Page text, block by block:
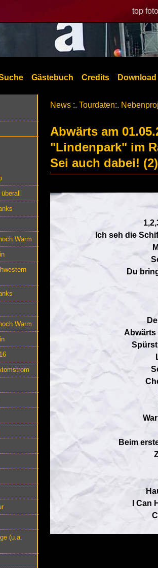
top
Gästebuch Credits Download
Warm
Warm
(u.a.
News :. Tourdaten:.
Abwärts am
"Lindenpark" im
Sei auch dabei!
Ich seh die
Du
Abwärts
Beim
I Can